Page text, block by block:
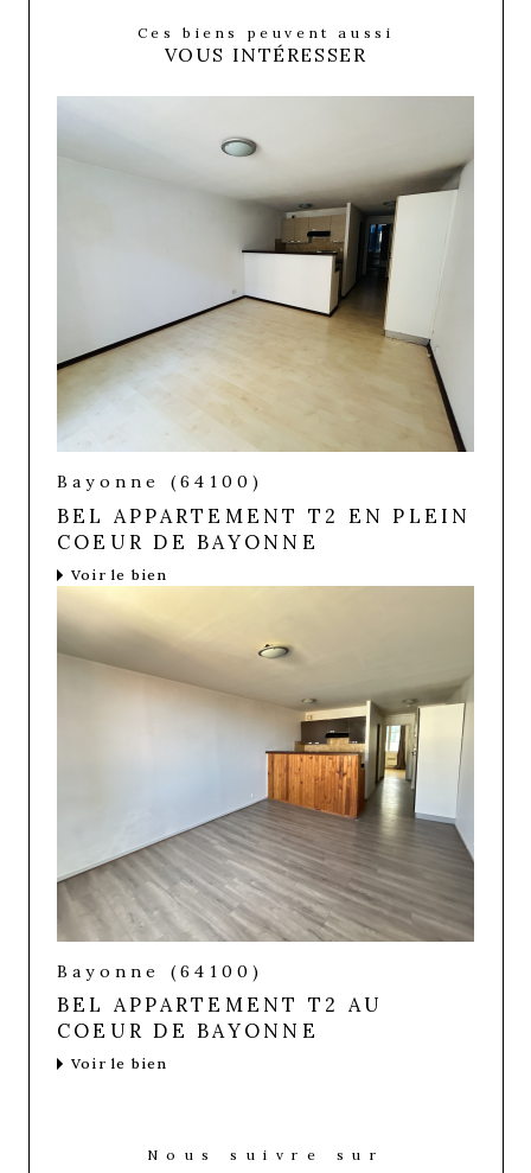
Ces biens peuvent aussi
VOUS INTÉRESSER
Bayonne (64100)
BEL APPARTEMENT T2 EN PLEIN
COEUR DE BAYONNE
Voir le bien
Bayonne (64100)
BEL APPARTEMENT T2 AU
COEUR DE BAYONNE
Voir le bien
Nous suivre sur